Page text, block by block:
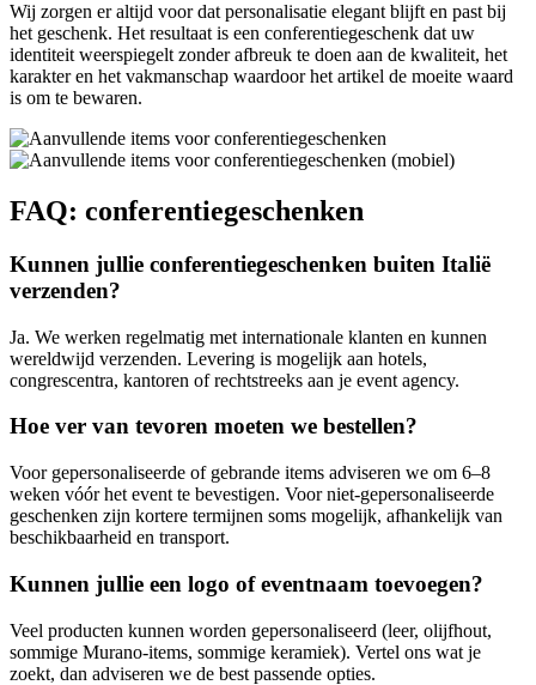
Wij zorgen er altijd voor dat personalisatie elegant blijft en past bij
het geschenk. Het resultaat is een conferentiegeschenk dat uw
identiteit weerspiegelt zonder afbreuk te doen aan de kwaliteit, het
karakter en het vakmanschap waardoor het artikel de moeite waard
is om te bewaren.
FAQ: conferentiegeschenken
Kunnen jullie conferentiegeschenken buiten Italië
verzenden?
Ja. We werken regelmatig met internationale klanten en kunnen
wereldwijd verzenden. Levering is mogelijk aan hotels,
congrescentra, kantoren of rechtstreeks aan je event agency.
Hoe ver van tevoren moeten we bestellen?
Voor gepersonaliseerde of gebrande items adviseren we om 6–8
weken vóór het event te bevestigen. Voor niet-gepersonaliseerde
geschenken zijn kortere termijnen soms mogelijk, afhankelijk van
beschikbaarheid en transport.
Kunnen jullie een logo of eventnaam toevoegen?
Veel producten kunnen worden gepersonaliseerd (leer, olijfhout,
sommige Murano-items, sommige keramiek). Vertel ons wat je
zoekt, dan adviseren we de best passende opties.